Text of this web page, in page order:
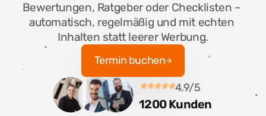
Bewertungen, Ratgeber oder Checklisten –
automatisch, regelmäßig und mit echten
Inhalten statt leerer Werbung.
Termin buchen
Termin buchen
*****4.9/5
1200 Kunden